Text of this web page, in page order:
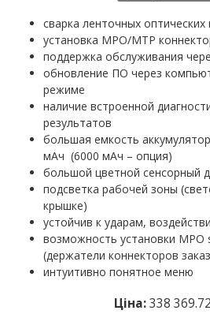
сварка ленточных оптических
установка MPO/MTP
поддержка обслуживания
обновление ПО через
режиме
наличие встроенной
результатов
большая емкость
мАч (6000 мАч – опция)
большой цветной сенсорный
подсветка рабочей зоны
крышке)
устойчив к ударам,
возможность установки MPO
(держатели коннекторов
интуитивно понятное меню
Ціна:338